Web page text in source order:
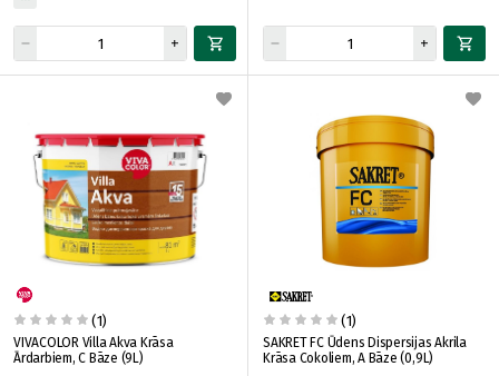
(1)
VIVACOLOR Villa Akva Krāsa
Ārdarbiem, C Bāze (9L)
(1)
SAKRET FC Ūdens Dispersijas Akrila
Krāsa Cokoliem, A Bāze (0,9L)